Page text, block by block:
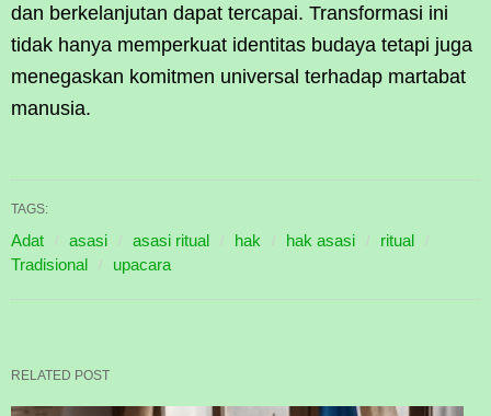
dan berkelanjutan dapat tercapai. Transformasi ini
tidak hanya memperkuat identitas budaya tetapi juga
menegaskan komitmen universal terhadap martabat
manusia.
TAGS:
Adat asasi asasi ritual hak hak asasi
ritual
Tradisional
upacara
RELATED POST